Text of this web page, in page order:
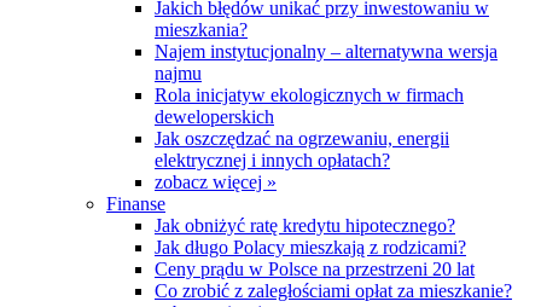
Jakich błędów unikać przy inwestowaniu w
mieszkania?
Najem instytucjonalny – alternatywna wersja
najmu
Rola inicjatyw ekologicznych w firmach
deweloperskich
Jak oszczędzać na ogrzewaniu, energii
elektrycznej i innych opłatach?
zobacz więcej »
Finanse
Jak obniżyć ratę kredytu hipotecznego?
Jak długo Polacy mieszkają z rodzicami?
Ceny prądu w Polsce na przestrzeni 20 lat
Co zrobić z zaległościami opłat za mieszkanie?